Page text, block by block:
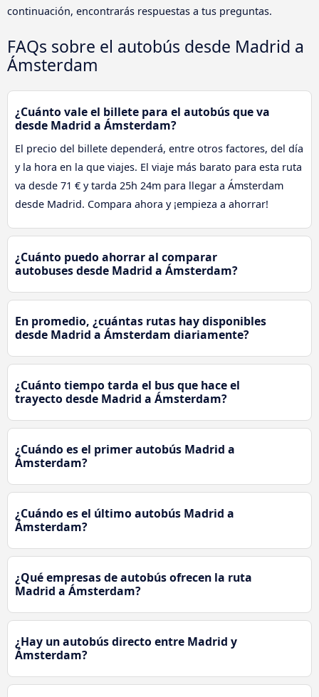
continuación, encontrarás respuestas a tus preguntas.
FAQs sobre el autobús desde Madrid a
Ámsterdam
¿Cuánto vale el billete para el autobús que va
desde Madrid a Ámsterdam?
El precio del billete dependerá, entre otros factores, del día
y la hora en la que viajes. El viaje más barato para esta ruta
va desde 71 € y tarda 25h 24m para llegar a Ámsterdam
desde Madrid. Compara ahora y ¡empieza a ahorrar!
¿Cuánto puedo ahorrar al comparar
autobuses desde Madrid a Ámsterdam?
En promedio, ¿cuántas rutas hay disponibles
desde Madrid a Ámsterdam diariamente?
¿Cuánto tiempo tarda el bus que hace el
trayecto desde Madrid a Ámsterdam?
¿Cuándo es el primer autobús Madrid a
Ámsterdam?
¿Cuándo es el último autobús Madrid a
Ámsterdam?
¿Qué empresas de autobús ofrecen la ruta
Madrid a Ámsterdam?
¿Hay un autobús directo entre Madrid y
Ámsterdam?